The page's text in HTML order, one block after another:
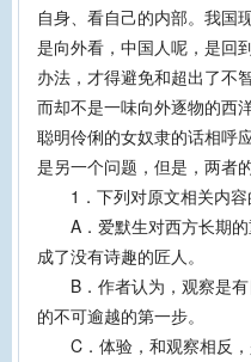
自身、看自己的内部。我国
是向外看，中国人呢，是回
办法，才得避免和超出了
而却不是一味向外逐物的西
聪明伶俐的女奴隶的话相呼
是另一个问题，但是，两者
1．下列对原文相关内容
A．爱默生对西方长期的
成了没有诗趣的匠人。
B．作者认为，观察是有
的不可逾越的第一步。
C．体验，和观察相反，